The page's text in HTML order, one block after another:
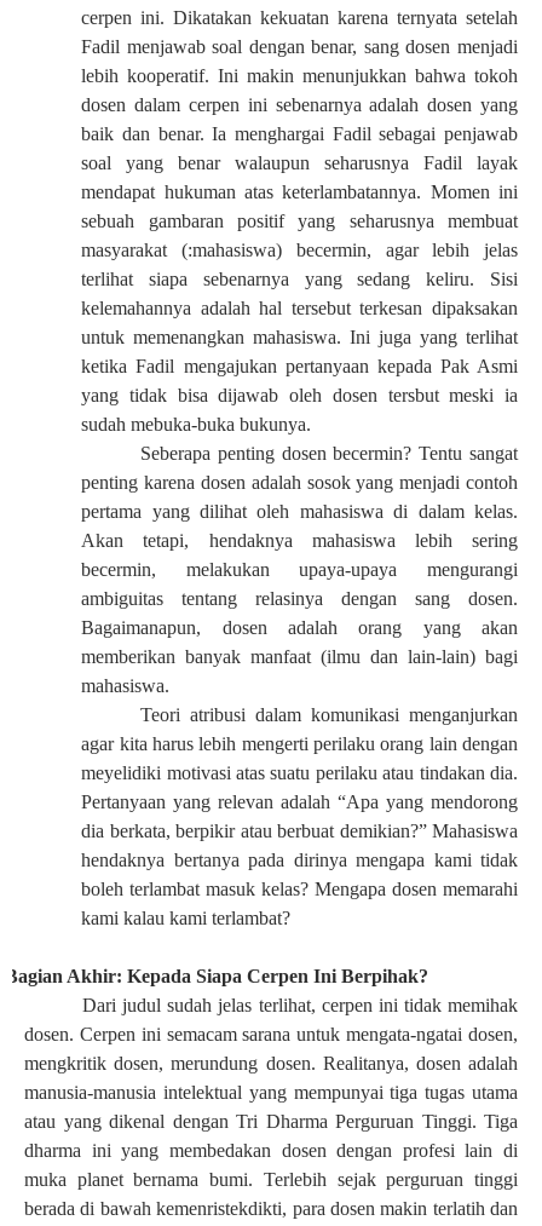
cerpen ini. Dikatakan kekuatan karena ternyata setelah
Fadil menjawab soal dengan benar, sang dosen menjadi
lebih kooperatif. Ini makin menunjukkan bahwa tokoh
dosen dalam cerpen ini sebenarnya adalah dosen yang
baik dan benar. Ia menghargai Fadil sebagai penjawab
soal yang benar walaupun seharusnya Fadil layak
mendapat hukuman atas keterlambatannya. Momen ini
sebuah gambaran positif yang seharusnya membuat
masyarakat (:mahasiswa) becermin, agar lebih jelas
terlihat siapa sebenarnya yang sedang keliru. Sisi
kelemahannya adalah hal tersebut terkesan dipaksakan
untuk memenangkan mahasiswa. Ini juga yang terlihat
ketika Fadil mengajukan pertanyaan kepada Pak Asmi
yang tidak bisa dijawab oleh dosen tersbut meski ia
sudah mebuka-buka bukunya.
Seberapa penting dosen becermin? Tentu sangat
penting karena dosen adalah sosok yang menjadi contoh
pertama yang dilihat oleh mahasiswa di dalam kelas.
Akan tetapi, hendaknya mahasiswa lebih sering
becermin, melakukan upaya-upaya mengurangi
ambiguitas tentang relasinya dengan sang dosen.
Bagaimanapun, dosen adalah orang yang akan
memberikan banyak manfaat (ilmu dan lain-lain) bagi
mahasiswa.
Teori atribusi dalam komunikasi menganjurkan
agar kita harus lebih mengerti perilaku orang lain dengan
meyelidiki motivasi atas suatu perilaku atau tindakan dia.
Pertanyaan yang relevan adalah “Apa yang mendorong
dia berkata, berpikir atau berbuat demikian?” Mahasiswa
hendaknya bertanya pada dirinya mengapa kami tidak
boleh terlambat masuk kelas? Mengapa dosen memarahi
kami kalau kami terlambat?
Bagian Akhir: Kepada Siapa Cerpen Ini Berpihak?
Dari judul sudah jelas terlihat, cerpen ini tidak memihak
dosen. Cerpen ini semacam sarana untuk mengata-ngatai dosen,
mengkritik dosen, merundung dosen. Realitanya, dosen adalah
manusia-manusia intelektual yang mempunyai tiga tugas utama
atau yang dikenal dengan Tri Dharma Perguruan Tinggi. Tiga
dharma ini yang membedakan dosen dengan profesi lain di
muka planet bernama bumi. Terlebih sejak perguruan tinggi
berada di bawah kemenristekdikti, para dosen makin terlatih dan